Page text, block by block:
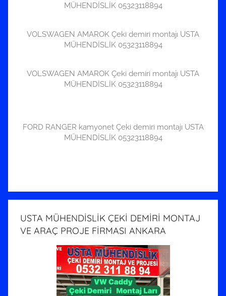
MÜHENDİSLİK 05323118894
VOLSWAGEN AMAROK Çeki demiri montajı USTA
MÜHENDİSLİK 05323118894
VOLSWAGEN AMAROK Çeki demiri montajı USTA
MÜHENDİSLİK 05323118894
FORD RANGER kamyonet Çeki demiri montajı USTA
MÜHENDİSLİK 05323118894
USTA MÜHENDİSLİK ÇEKİ DEMİRİ MONTAJ
VE ARAÇ PROJE FİRMASI ANKARA